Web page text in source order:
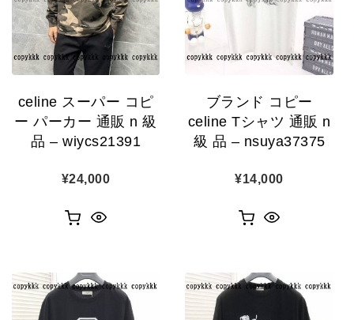
celine スーパー コピ
ー パーカー 通販 n 級
品 – wiycs21391
¥24,000
ブランド コピー
celine Tシャツ 通販 n
級 品 – nsuya37375
¥14,000